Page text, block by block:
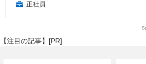
正社員
【注目の記事】[PR]